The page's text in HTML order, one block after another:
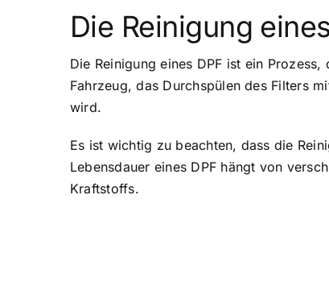
Die Reinigung
Die Reinigung eines DPF ist ein
Fahrzeug, das Durchspülen des Filters
wird.
Es ist wichtig zu beachten, dass die
Lebensdauer eines DPF hängt von
Kraftstoffs.